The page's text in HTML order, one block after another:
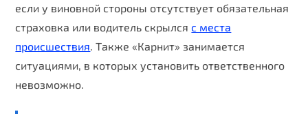
если у виновной стороны отсутствует обязательная
страховка или водитель скрылся с места
происшествия . Также «Карнит» занимается
ситуациями, в которых установить ответственного
невозможно.